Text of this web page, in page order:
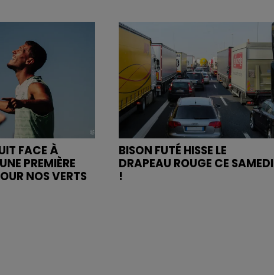
FACE À
PREMIÈRE
NOS VERTS
BISON FUTÉ HISSE LE
DRAPEAU ROUGE CE SAMEDI
!